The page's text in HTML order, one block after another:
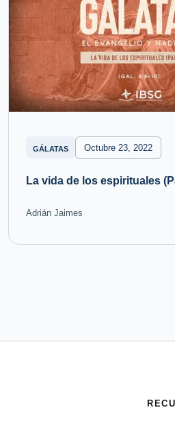
GÁLATAS Octubre 23, 2022
La vida de los espirituales
Adrián Jaimes